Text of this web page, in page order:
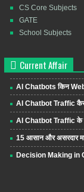
CS Core Subjects
GATE
School Subjects
Current Affair
AI Chatbots किन
AI Chatbot Traffic
AI Chatbot Traffic के
15 आसान और असरदार
Decision Making in